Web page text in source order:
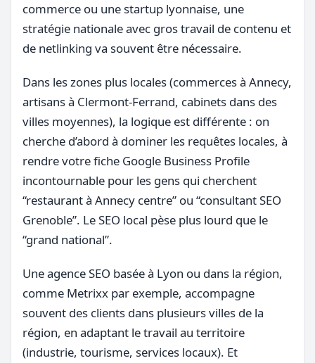
commerce ou une startup lyonnaise, une
stratégie nationale avec gros travail de contenu et
de netlinking va souvent être nécessaire.
Dans les zones plus locales (commerces à Annecy,
artisans à Clermont-Ferrand, cabinets dans des
villes moyennes), la logique est différente : on
cherche d’abord à dominer les requêtes locales, à
rendre votre fiche Google Business Profile
incontournable pour les gens qui cherchent
“restaurant à Annecy centre” ou “consultant SEO
Grenoble”. Le SEO local pèse plus lourd que le
“grand national”.
Une agence SEO basée à Lyon ou dans la région,
comme Metrixx par exemple, accompagne
souvent des clients dans plusieurs villes de la
région, en adaptant le travail au territoire
(industrie, tourisme, services locaux). Et